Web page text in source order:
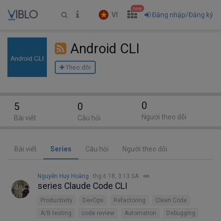
VI
new
Đăng nhập/Đăng ký
Android CLI
Theo dõi
Bài viết Series Câu hỏi Người theo dõi
Nguyễn Huy Hoàng thg 6 18, 3:13 SA
series Claude Code CLI
Productivity DevOps Refactoring
Clean Code
A/B testing
code review Automation
Debugging
5
Bài viết
0
Câu hỏi
0
Người theo dõi